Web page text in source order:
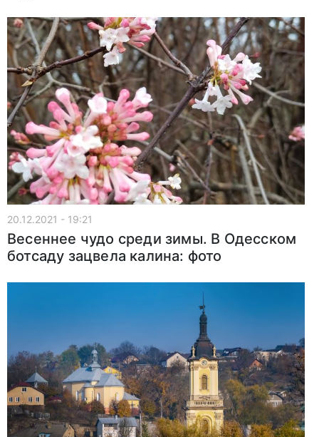
20.12.2021 - 19:21
Весеннее чудо среди зимы. В Одесском
ботсаду зацвела калина: фото